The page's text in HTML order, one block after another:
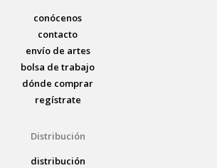
conócenos
contacto
envío de artes
bolsa de trabajo
dónde comprar
regístrate
Distribución
distribución